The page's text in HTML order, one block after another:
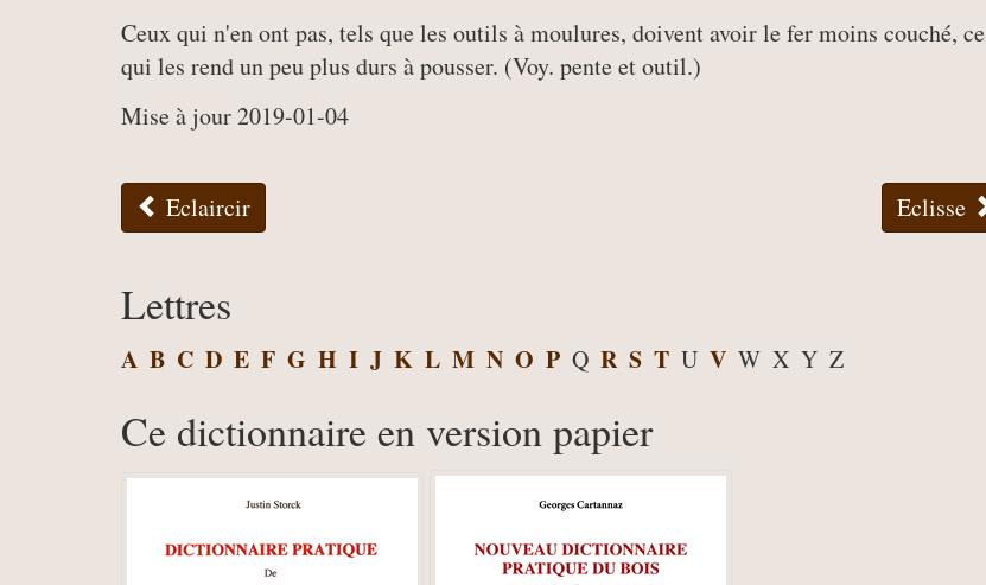
Ceux qui n'en ont pas, tels que les outils à moulures, doivent avoir le fer moins couché, ce
qui les rend un peu plus durs à pousser. (Voy. pente et outil.)
Mise à jour 2019-01-04
Eclaircir Eclisse
Lettres
A B C D E F G H I J K L M N O P Q R S T U V W X Y Z
Ce dictionnaire en version papier